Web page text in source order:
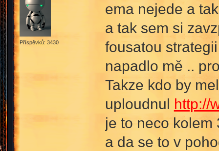
Příspěvků: 3430
ema nejede a
a tak sem si
fousatou
napadlo mě ..
Takze kdo by
uploudnul http://
je to neco kolem
a da se to v